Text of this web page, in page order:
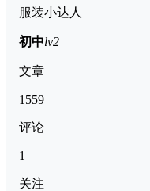
服装小达人
初中lv2
文章
1559
评论
1
关注